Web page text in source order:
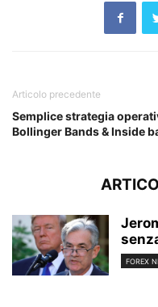
Articolo precedente
Semplice strategia
Bollinger Bands & Inside
FOREX